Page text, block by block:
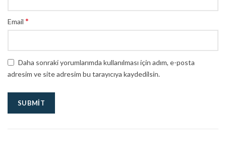
Email *
Daha sonraki yorumlarımda kullanılması için adım, e-posta
adresim ve site adresim bu tarayıcıya kaydedilsin.